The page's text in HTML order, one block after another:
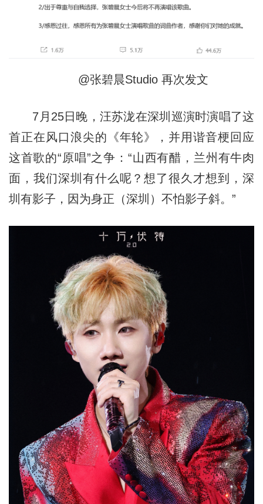
@张碧晨Studio 再次发文
7月25日晚，汪苏泷在深圳巡演时演唱了这
首正在风口浪尖的《年轮》，并用谐音梗回应
这首歌的“原唱”之争：“山西有醋，兰州有牛肉
面，我们深圳有什么呢？想了很久才想到，深
圳有影子，因为身正（深圳）不怕影子斜。”